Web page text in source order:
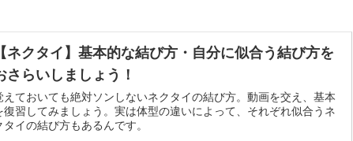
【ネクタイ】基本的な結び方・自分に似合う結び方を
さらいしましょう！
えておいても絶対ソンしないネクタイの結び方。動画を交え、基本
復習してみましょう。実は体型の違いによって、それぞれ似合うネ
タイの結び方もあるんです。